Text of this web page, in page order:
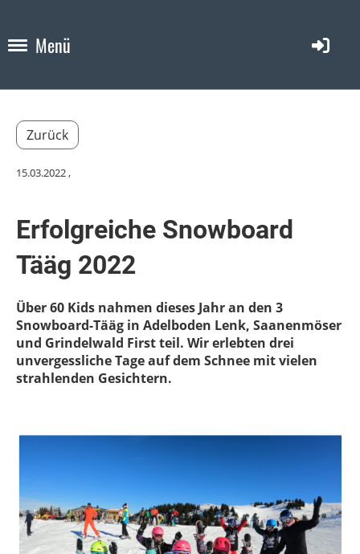
Menü
Zurück
15.03.2022,
Erfolgreiche Snowboard
Tääg 2022
Über 60 Kids nahmen dieses Jahr an den 3
Snowboard-Tääg in Adelboden Lenk, Saanenmöser
und Grindelwald First teil. Wir erlebten drei
unvergessliche Tage auf dem Schnee mit vielen
strahlenden Gesichtern.